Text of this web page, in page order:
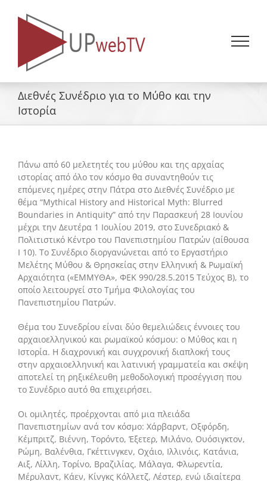
Διεθνές Συνέδριο για το Μύθο και την
Ιστορία
Πάνω από 60 μελετητές του μύθου και της αρχαίας
ιστορίας από όλο τον κόσμο θα συναντηθούν τις
επόμενες ημέρες στην Πάτρα στο Διεθνές Συνέδριο με
θέμα “Mythical History and Historical Myth: Blurred
Boundaries in Antiquity” από την Παρασκευή 28 Ιουνίου
μέχρι την Δευτέρα 1 Ιουλίου 2019, στο Συνεδριακό &
Πολιτιστικό Κέντρο του Πανεπιστημίου Πατρών (αίθουσα
Ι 10). Το Συνέδριο διοργανώνεται από το Εργαστήριο
Μελέτης Μύθου & Θρησκείας στην Ελληνική & Ρωμαϊκή
Αρχαιότητα («ΕΜΜΥΘΑ», ΦΕΚ 990/28.5.2015 Τεύχος Β), το
οποίο λειτουργεί στο Τμήμα Φιλολογίας του
Πανεπιστημίου Πατρών.
Θέμα του Συνεδρίου είναι δύο θεμελιώδεις έννοιες του
αρχαιοελληνικού και ρωμαϊκού κόσμου: ο Μύθος και η
Ιστορία. Η διαχρονική και συγχρονική διαπλοκή τους
στην αρχαιοελληνική και λατινική γραμματεία και σκέψη
αποτελεί τη ρηξικέλευθη μεθοδολογική προσέγγιση που
το Συνέδριο αυτό θα επιχειρήσει.
Οι ομιλητές, προέρχονται από μια πλειάδα
Πανεπιστημίων ανά τον κόσμο: Χάρβαρντ, Οξφόρδη,
Κέμπριτζ, Βιέννη, Τορόντο, Έξετερ, Μιλάνο, Ουόσιγκτον,
Ρώμη, Βαλένθια, Γκέττινγκεν, Οχάιο, Ιλλινόις, Κατάνια,
Αιξ, Λίλλη, Τορίνο, Βραζιλίας, Μάλαγα, Φλωρεντία,
Μέρυλαντ, Κάεν, Κίνγκς Κόλλετζ, Λέστερ, ενώ ιδιαίτερα